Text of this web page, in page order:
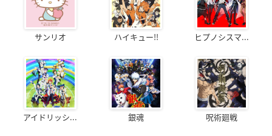
サンリオ ハイキュー!! ヒプノシスマ...
アイドリッシ... 銀魂 呪術廻戦